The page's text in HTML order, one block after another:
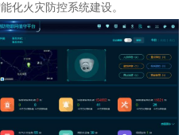
化火灾防控系统建设。